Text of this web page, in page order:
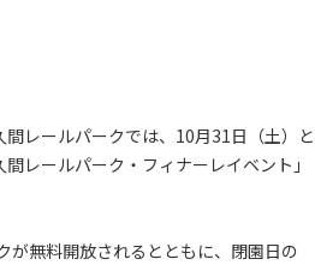
レールパークでは、10月31日（土）と
レールパーク・フィナーレイベント」
無料開放されるとともに、閉園日の